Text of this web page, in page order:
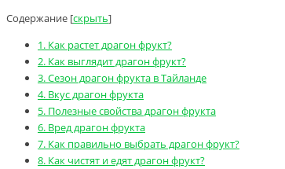
Содержание [скрыть]
1. Как растет драгон фрукт?
2. Как выглядит драгон фрукт?
3.Сезон драгон фрукта в Тайланде
4. Вкус драгон фрукта
5. Полезные свойства драгон фрукта
6. Вред драгон фрукта
7. Как правильно выбрать драгон фрукт?
8. Как чистят и едят драгон фрукт?